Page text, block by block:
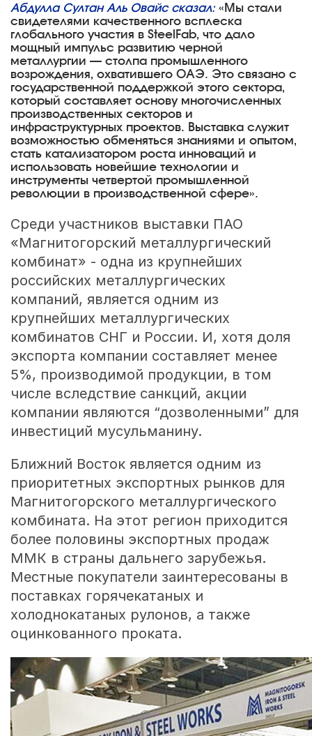
Абдулла Султан Аль Овайс сказал:«Мы стали
свидетелями качественного всплеска
глобального участия в SteelFab, что дало
мощный импульс развитию черной
металлургии — столпа промышленного
возрождения, охватившего ОАЭ. Это связано с
государственной поддержкой этого сектора,
который составляет основу многочисленных
производственных секторов и
инфраструктурных проектов. Выставка служит
возможностью обменяться знаниями и опытом,
стать катализатором роста инноваций и
использовать новейшие технологии и
инструменты четвертой промышленной
революции в производственной сфере».
Среди участников выставки ПАО
«Магнитогорский металлургический
комбинат» - одна из крупнейших
российских металлургических
компаний, является одним из
крупнейших металлургических
комбинатов СНГ и России. И, хотя доля
экспорта компании составляет менее
5%, производимой продукции, в том
числе вследствие санкций, акции
компании являются “дозволенными” для
инвестиций мусульманину.
Ближний Восток является одним из
приоритетных экспортных рынков для
Магнитогорского металлургического
комбината. На этот регион приходится
более половины экспортных продаж
ММК в страны дальнего зарубежья.
Местные покупатели заинтересованы в
поставках горячекатаных и
холоднокатаных рулонов, а также
оцинкованного проката.